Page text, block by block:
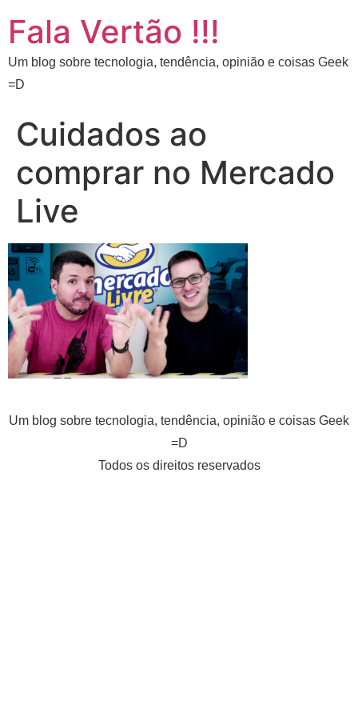
Fala Vertão !!!
Um blog sobre tecnologia, tendência, opinião e coisas Geek
=D
Cuidados ao
comprar no Mercado
Live
Um blog sobre tecnologia, tendência, opinião e coisas Geek
=D
Todos os direitos reservados